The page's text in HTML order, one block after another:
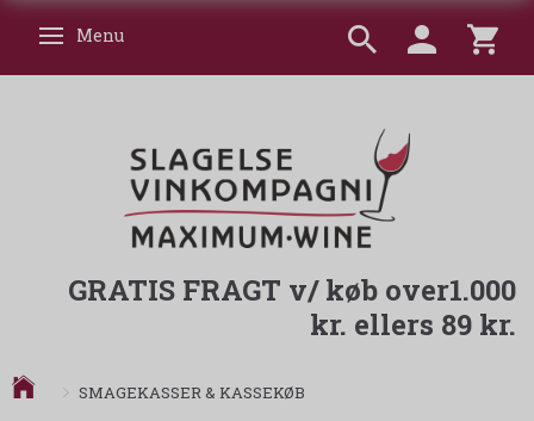
Skifte navigation
Menu
GRATIS FRAGT v/ køb over1.000
kr. ellers 89 kr.
SMAGEKASSER & KASSEKØB